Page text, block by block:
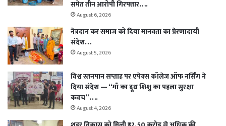
समेत तीन आरोपी गिरफ्तार….
August 6, 2026
नेत्रदान कर समाज को दिया मानवता का प्रेरणादायी
संदेश…
August 5, 2026
विश्व स्तनपान सप्ताह पर एपेक्स कॉलेज ऑफ नर्सिंग ने
दिया संदेश — “माँ का दूध शिशु का पहला सुरक्षा
कवच”….
August 4, 2026